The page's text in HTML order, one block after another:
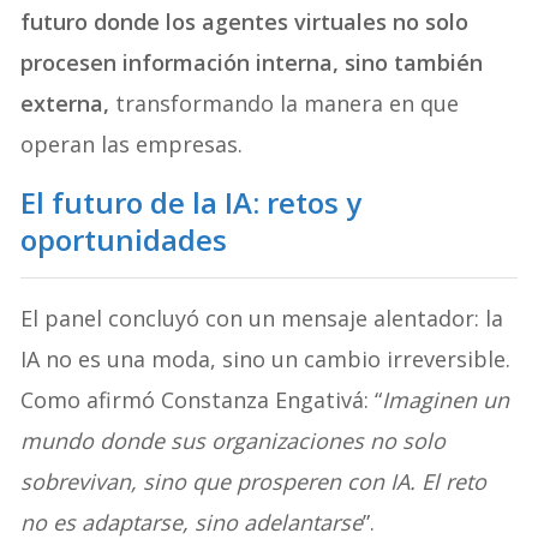
futuro donde los agentes virtuales no solo
procesen información interna, sino también
externa, transformando la manera en que
operan las empresas.
El futuro de la IA: retos y
oportunidades
El panel concluyó con un mensaje alentador: la
IA no es una moda, sino un cambio irreversible.
Como afirmó Constanza Engativá: “Imaginen un
mundo donde sus organizaciones no solo
sobrevivan, sino que prosperen con IA. El reto
no es adaptarse, sino adelantarse”.